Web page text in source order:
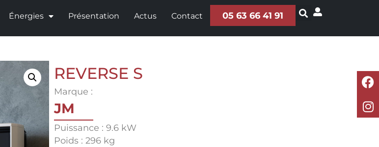
Énergies Présentation Actus Contact 05 63 66 41 91
REVERSE S
Marque :
JM
Puissance : 9.6 kW
Poids : 296 kg